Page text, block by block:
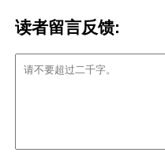
读者留言反馈: